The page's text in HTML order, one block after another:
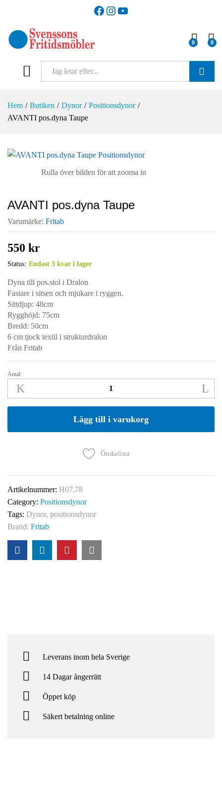
Facebook
Instagram
YouTube
0 0
Hem / Butiken / Dynor / Positionsdynor /
AVANTI pos.dyna Taupe
Rulla över bilden för att zooma in
AVANTI pos.dyna Taupe
Varumärke: Fritab
550 kr
Status: Endast 3 kvar i lager
Dyna till pos.stol i Dralon
Fastare i sitsen och mjukare i ryggen.
Sittdjup: 48cm
Rygghöjd: 75cm
Bredd: 50cm
6 cm tjock textil i strukturdralon
Från Fritab
AVANTI
pos.dyna
Antal:
Lägg till i varukorg
Önskelista
Artikelnummer: H07,78
Category: Positionsdynor
Tags: Dynor, positionsdynor
Brand: Fritab
Leverans inom hela Sverige
14 Dagar ångerrätt
Öppet köp
Säkert betalning online